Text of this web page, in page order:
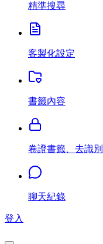
精準搜尋
客製化設定
書籤內容
卷證書籤、去識
聊天紀錄
登入